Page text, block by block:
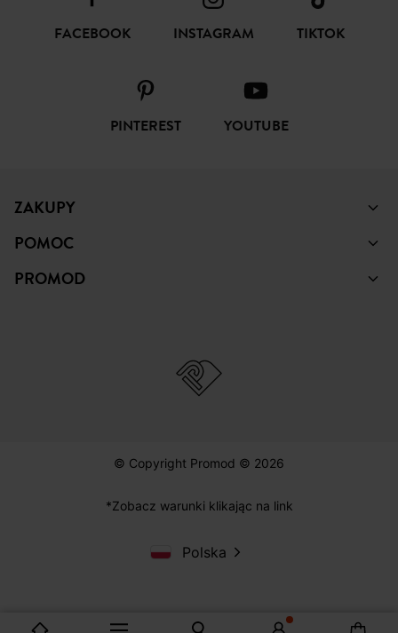
FACEBOOK INSTAGRAM TIKTOK
PINTEREST YOUTUBE
ZAKUPY
POMOC
PROMOD
© Copyright Promod © 2026
*Zobacz warunki klikając na link
Polska